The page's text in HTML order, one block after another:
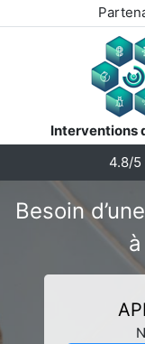
Interventions
4.8/5
Besoin